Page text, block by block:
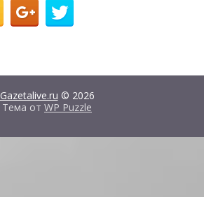
Gazetalive.ru © 2026
Тема от WP Puzzle